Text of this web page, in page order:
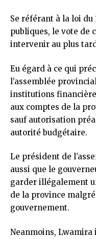
Se référant à la loi
publiques, le vote de
intervenir au plus
Eu égard à ce qui
l’assemblée
institutions
aux comptes de la
sauf autorisation
autorité budgétaire.
Le président de
aussi que le
garder illégalement
de la province
gouvernement.
Neanmoins,